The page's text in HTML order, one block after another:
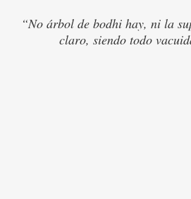
“No árbol de bodhi hay, ni la
claro, siendo todo